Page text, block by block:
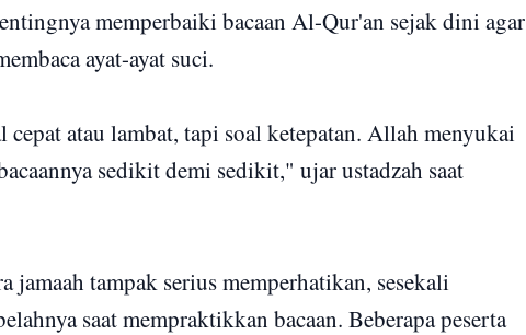
memperbaiki bacaan Al-Qur'an sejak dini agar
ayat-ayat suci.
atau lambat, tapi soal ketepatan. Allah menyukai
sedikit demi sedikit," ujar ustadzah saat
jamaah tampak serius memperhatikan, sesekali
saat mempraktikkan bacaan. Beberapa peserta